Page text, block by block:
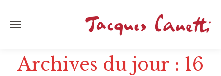
Archives du jour : 16